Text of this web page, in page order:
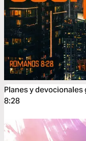
Planes y
8:28